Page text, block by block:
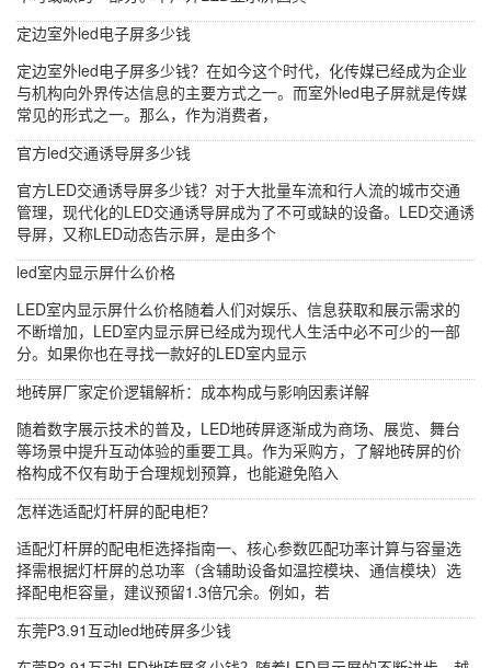
定边室外led电子屏多少钱
定边室外led电子屏多少钱？在如今这个时代，化传媒已经成为企业
与机构向外界传达信息的主要方式之一。而室外led电子屏就是传媒
常见的形式之一。那么，作为消费者，
官方led交通诱导屏多少钱
官方LED交通诱导屏多少钱？对于大批量车流和行人流的城市交通
管理，现代化的LED交通诱导屏成为了不可或缺的设备。LED交通诱
导屏，又称LED动态告示屏，是由多个
led室内显示屏什么价格
LED室内显示屏什么价格随着人们对娱乐、信息获取和展示需求的
不断增加，LED室内显示屏已经成为现代人生活中必不可少的一部
分。如果你也在寻找一款好的LED室内显示
地砖屏厂家定价逻辑解析：成本构成与影响因素详解
随着数字展示技术的普及，LED地砖屏逐渐成为商场、展览、舞台
等场景中提升互动体验的重要工具。作为采购方，了解地砖屏的价
格构成不仅有助于合理规划预算，也能避免陷入
怎样选适配灯杆屏的配电柜？
适配灯杆屏的配电柜选择指南一、核心参数匹配功率计算与容量选
择需根据灯杆屏的总功率（含辅助设备如温控模块、通信模块）选
择配电柜容量，建议预留1.3倍冗余。例如，若
东莞P3.91互动led地砖屏多少钱